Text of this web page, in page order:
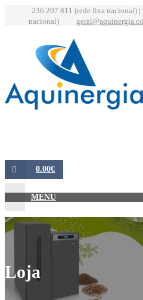
236 207 811 (rede fixa nacional)
nacional)
0.00€
MENU
Loja